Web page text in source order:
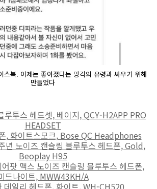
스북. 이제는 좋아졌다는 망각의 유령과 싸우기 위해
만들었다